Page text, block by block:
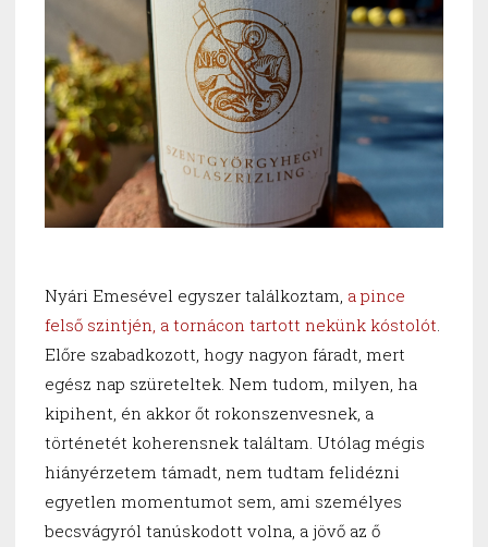
Nyári Emesével egyszer találkoztam, a pince
felső szintjén, a tornácon tartott nekünk kóstolót
Előre szabadkozott, hogy nagyon fáradt, mert
egész nap szüreteltek. Nem tudom, milyen, ha
kipihent, én akkor őt rokonszenvesnek, a
történetét koherensnek találtam. Utólag mégis
hiányérzetem támadt, nem tudtam felidézni
egyetlen momentumot sem, ami személyes
becsvágyról tanúskodott volna, a jövő az ő